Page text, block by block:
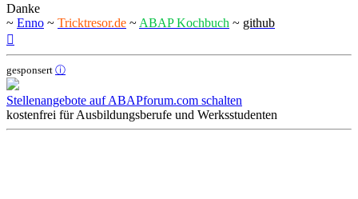
Danke
~ Enno ~ Tricktresor.de ~ ABAP Kochbuch ~ github
gesponsert ⓘ
Stellenangebote auf ABAPforum.com schalten
kostenfrei für Ausbildungsberufe und Werksstudenten